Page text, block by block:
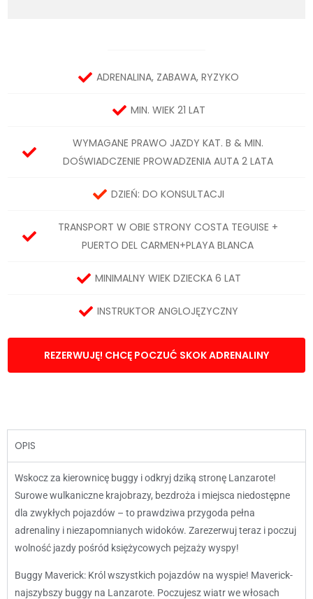
ADRENALINA, ZABAWA, RYZYKO
MIN. WIEK 21 LAT
WYMAGANE PRAWO JAZDY KAT. B & MIN.
DOŚWIADCZENIE PROWADZENIA AUTA 2 LATA
DZIEŃ: DO KONSULTACJI
TRANSPORT W OBIE STRONY COSTA TEGUISE +
PUERTO DEL CARMEN+PLAYA BLANCA
MINIMALNY WIEK DZIECKA 6 LAT
INSTRUKTOR ANGLOJĘZYCZNY
REZERWUJĘ! CHCĘ POCZUĆ SKOK ADRENALINY
OPIS
Wskocz za kierownicę buggy i odkryj dziką stronę Lanzarote!
Surowe wulkaniczne krajobrazy, bezdroża i miejsca niedostępne
dla zwykłych pojazdów – to prawdziwa przygoda pełna
adrenaliny i niezapomnianych widoków. Zarezerwuj teraz i poczuj
wolność jazdy pośród księżycowych pejzaży wyspy!
Buggy Maverick: Król wszystkich pojazdów na wyspie! Maverick-
najszybszy buggy na Lanzarote. Poczujesz wiatr we włosach